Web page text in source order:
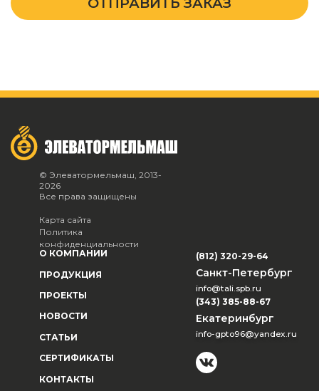
© Элеватормельмаш, 2013-
2026
Все права защищены
Карта сайта
Политика
конфиденциальности
О КОМПАНИИ
ПРОДУКЦИЯ
ПРОЕКТЫ
НОВОСТИ
СТАТЬИ
СЕРТИФИКАТЫ
КОНТАКТЫ
(812) 320-29-64
Санкт-Петербург
info@tali.spb.ru
(343) 385-88-67
Екатеринбург
info-gpto96@yandex.ru